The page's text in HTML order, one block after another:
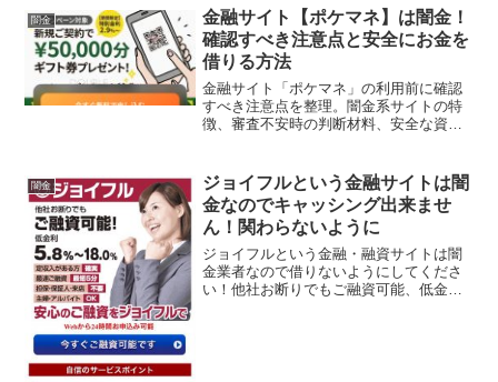
闇金
金融サイト【ポケマネ】は闇金！
確認すべき注意点と安全にお金を
借りる方法
金融サイト「ポケマネ」の利用前に確認
すべき注意点を整理。闇金系サイトの特
徴、審査不安時の判断材料、安全な資金
闇金
ジョイフルという金融サイトは闇
金なのでキャッシング出来ませ
ん！関わらないように
ジョイフルという金融・融資サイトは闇
金業者なので借りないようにしてくださ
い！他社お断りでもご融資可能、低金利